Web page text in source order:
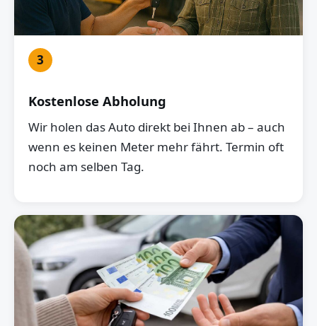
3
Kostenlose Abholung
Wir holen das Auto direkt bei Ihnen ab – auch
wenn es keinen Meter mehr fährt. Termin oft
noch am selben Tag.